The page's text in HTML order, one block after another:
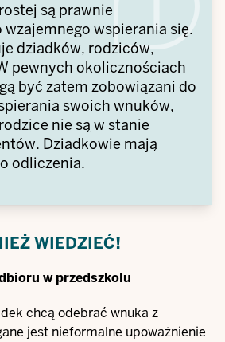
są prawnie
wspierania się.
dziadków, rodziców,
pewnych okolicznościach
być zatem zobowiązani do
swoich wnuków,
nie są w stanie
Dziadkowie mają
odliczenia.
WIEDZIEĆ!
w przedszkolu
chcą odebrać wnuka z
jest nieformalne upoważnienie